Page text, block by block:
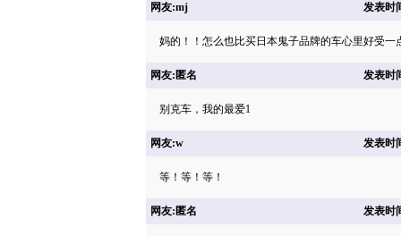
网友:mj 发表时
妈的！！怎么也比买日本鬼子品牌的车心里好受一
网友:匿名 发表时
别克车，我的最爱1
网友:w 发表时
等！等！等！
网友:匿名 发表时